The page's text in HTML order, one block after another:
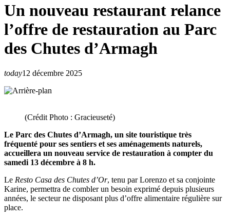
Un nouveau restaurant relance
l’offre de restauration au Parc
des Chutes d’Armagh
today12 décembre 2025
(Crédit Photo : Gracieuseté)
Le Parc des Chutes d’Armagh, un site touristique très
fréquenté pour ses sentiers et ses aménagements naturels,
accueillera un nouveau service de restauration à compter du
samedi 13 décembre à 8 h.
Le Resto Casa des Chutes d’Or, tenu par Lorenzo et sa conjointe
Karine, permettra de combler un besoin exprimé depuis plusieurs
années, le secteur ne disposant plus d’offre alimentaire régulière sur
place.